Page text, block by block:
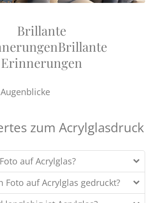
Brillante
Brillante
Erinnerungen
zum Acrylglasdruck
auf Acrylglas?
Foto auf Acrylglas gedruckt?